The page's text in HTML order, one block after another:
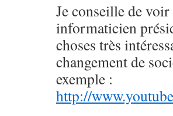
Je conseille de
informaticien
choses très
changement de
exemple :
http://